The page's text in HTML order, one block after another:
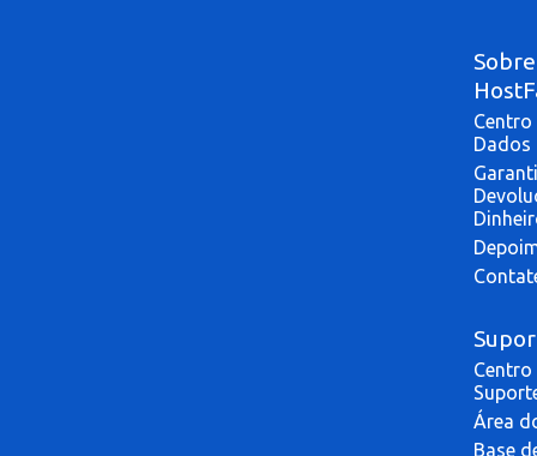
Centro
Dados
Centro
Área
Base